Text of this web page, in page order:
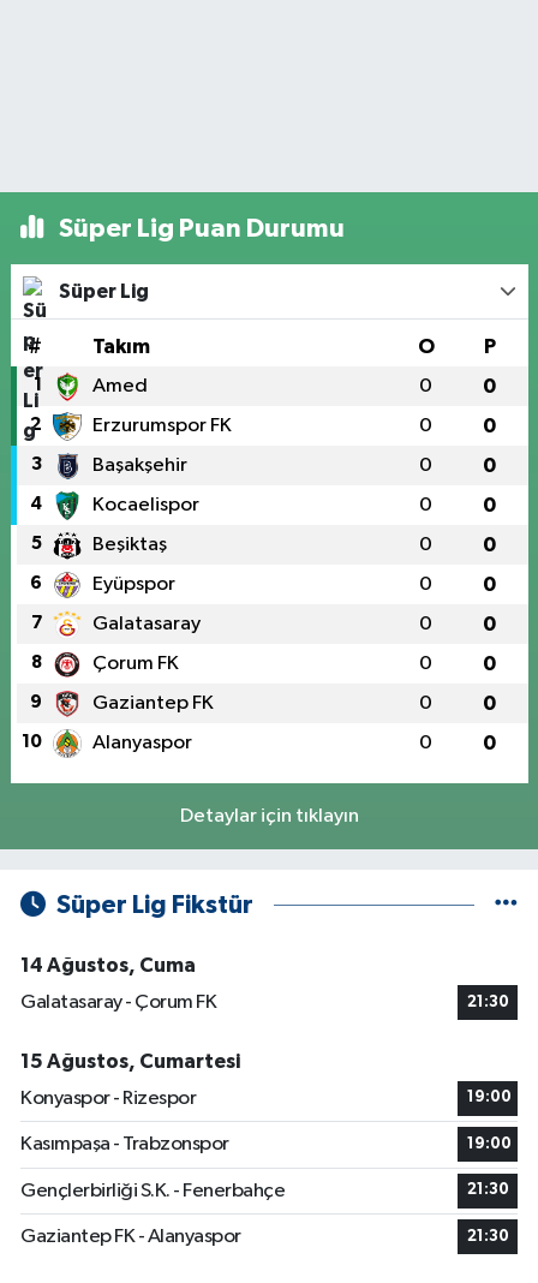
Süper Lig Puan Durumu
Süper Lig
# Takım O P
1 Amed 0 0
2 Erzurumspor FK 0 0
3 Başakşehir 0 0
4 Kocaelispor 0 0
5 Beşiktaş 0 0
6 Eyüpspor 0 0
7 Galatasaray 0 0
8 Çorum FK 0 0
9 Gaziantep FK 0 0
10 Alanyaspor 0 0
Detaylar için tıklayın
Süper Lig Fikstür
14 Ağustos, Cuma
Galatasaray - Çorum FK
21:30
15 Ağustos, Cumartesi
Konyaspor - Rizespor
19:00
Kasımpaşa - Trabzonspor 19:00
Gençlerbirliği S.K. - Fenerbahçe 21:30
Gaziantep FK - Alanyaspor 21:30